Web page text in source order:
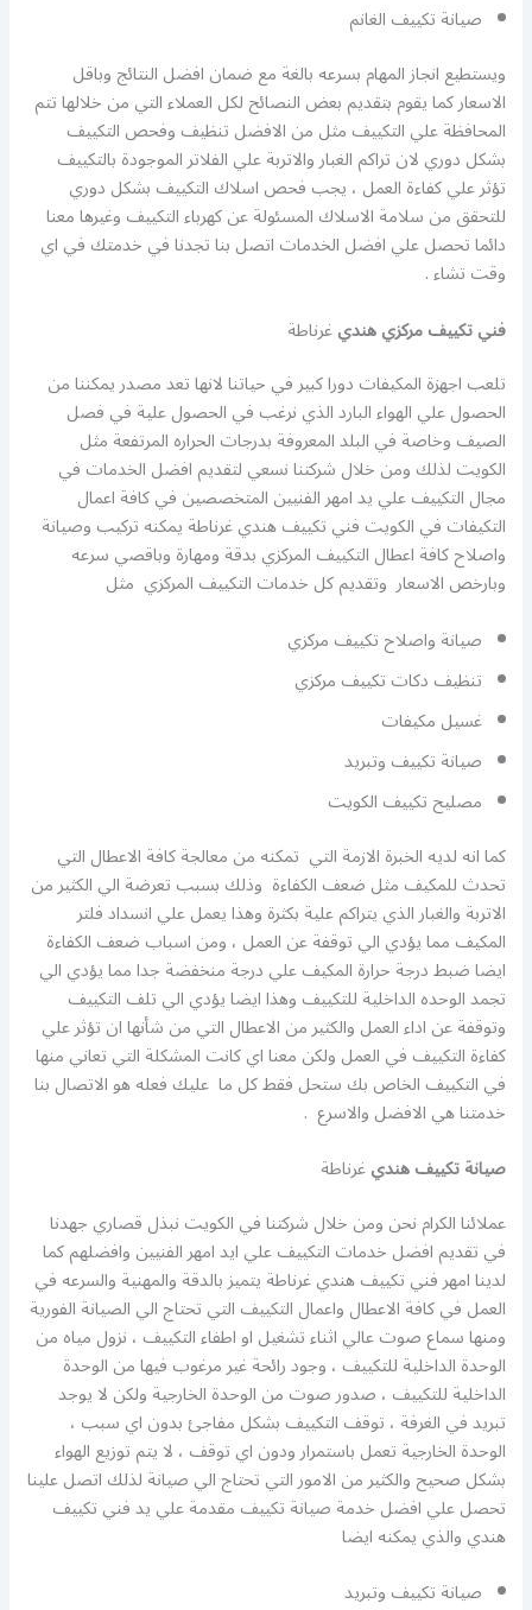
صيانة تكييف الغانم
ويستطيع انجاز المهام بسرعه بالغة مع ضمان افضل النتائج وباقل
الاسعار كما يقوم بتقديم بعض النصائح لكل العملاء التي من خلالها تتم
المحافظة علي التكييف مثل من الافضل تنظيف وفحص التكييف
بشكل دوري لان تراكم الغبار والاتربة علي الفلاتر الموجودة بالتكييف
تؤثر علي كفاءة العمل ، يجب فحص اسلاك التكييف بشكل دوري
للتحقق من سلامة الاسلاك المسئولة عن كهرباء التكييف وغيرها معنا
دائما تحصل علي افضل الخدمات اتصل بنا تجدنا في خدمتك في اي
وقت تشاء .
فني تكييف مركزي هنديغرناطة
تلعب اجهزة المكيفات دورا كبير في حياتنا لانها تعد مصدر يمكننا من
الحصول علي الهواء البارد الذي نرغب في الحصول علية في فصل
الصيف وخاصة في البلد المعروفة بدرجات الحراره المرتفعة مثل
الكويت لذلك ومن خلال شركتنا نسعي لتقديم افضل الخدمات في
مجال التكييف علي يد امهر الفنيين المتخصصين في كافة اعمال
التكيفات في الكويت فني تكييف هندي غرناطة يمكنه تركيب وصيانة
واصلاح كافة اعطال التكييف المركزي بدقة ومهارة وباقصي سرعه
وبارخص الاسعار وتقديم كل خدمات التكييف المركزي مثل
صيانة واصلاح تكييف مركزي
تنظيف دكات تكييف مركزي
غسيل مكيفات
صيانة تكييف وتبريد
مصليح تكييف الكويت
كما انه لديه الخبرة الازمة التي تمكنه من معالجة كافة الاعطال التي
تحدث للمكيف مثل ضعف الكفاءة وذلك بسبب تعرضة الي الكثير من
الاتربة والغبار الذي يتراكم علية بكثرة وهذا يعمل علي انسداد فلتر
المكيف مما يؤدي الي توقفة عن العمل ، ومن اسباب ضعف الكفاءة
ايضا ضبط درجة حرارة المكيف علي درجة منخفضة جدا مما يؤدي الي
تجمد الوحده الداخلية للتكييف وهذا ايضا يؤدي الي تلف التكييف
وتوقفة عن اداء العمل والكثير من الاعطال التي من شأنها ان تؤثر علي
كفاءة التكييف في العمل ولكن معنا اي كانت المشكلة التي تعاني منها
في التكييف الخاص بك ستحل فقط كل ما عليك فعله هو الاتصال بنا
خدمتنا هي الافضل والاسرع .
صيانة تكييف هنديغرناطة
عملائنا الكرام نحن ومن خلال شركتنا في الكويت نبذل قصاري جهدنا
في تقديم افضل خدمات التكييف علي ايد امهر الفنيين وافضلهم كما
لدينا امهر فني تكييف هندي غرناطة يتميز بالدقة والمهنية والسرعه في
العمل في كافة الاعطال واعمال التكييف التي تحتاج الي الصيانة الفورية
ومنها سماع صوت عالي اثناء تشغيل او اطفاء التكييف ، نزول مياه من
الوحدة الداخلية للتكييف ، وجود رائحة غير مرغوب فيها من الوحدة
الداخلية للتكييف ، صدور صوت من الوحدة الخارجية ولكن لا يوجد
تبريد في الغرفة ، توقف التكييف بشكل مفاجئ بدون اي سبب ،
الوحدة الخارجية تعمل باستمرار ودون اي توقف ، لا يتم توزيع الهواء
بشكل صحيح والكثير من الامور التي تحتاج الي صيانة لذلك اتصل علينا
تحصل علي افضل خدمة صيانة تكييف مقدمة علي يد فني تكييف
هندي والذي يمكنه ايضا
صيانة تكييف وتبريد